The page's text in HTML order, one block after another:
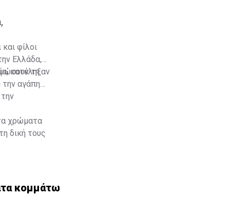
φίλοι
Ελλάδα,
κατέληξαν
τη
αγάπη
χρώματα
δική τους
κομμάτων και ομάδων